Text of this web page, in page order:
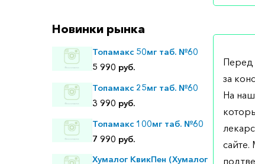
Новинки рынка
Топамакс 50мг таб. №60
5 990 руб.
Топамакс 25мг таб. №60
3 990 руб.
Топамакс 100мг таб. №60
7 990 руб.
Хумалог КвикПен (Хумалог
Перед
за
На
сайте.